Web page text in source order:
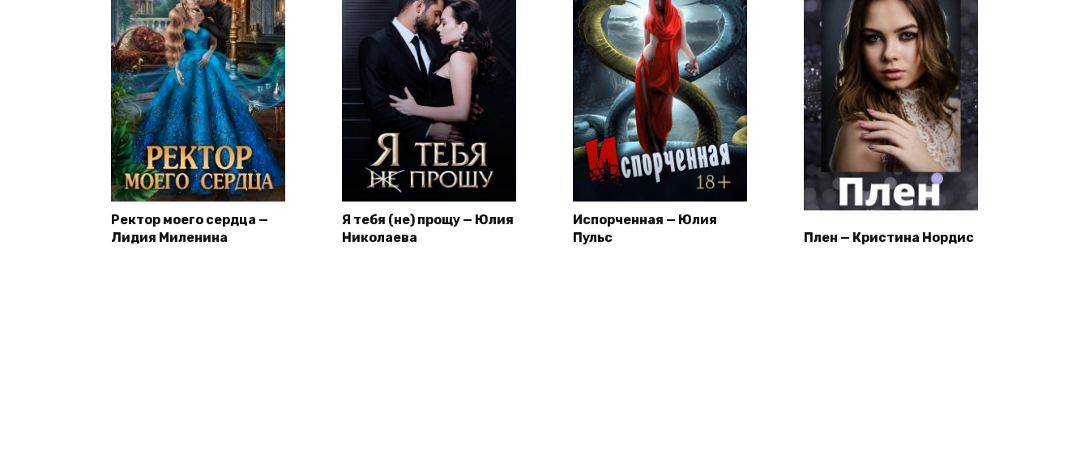
Ректор моего сердца —
Лидия Миленина
Я тебя (не) прощу — Юлия
Николаева
Испорченная — Юлия
Пульс
Плен — Кристина Нордис